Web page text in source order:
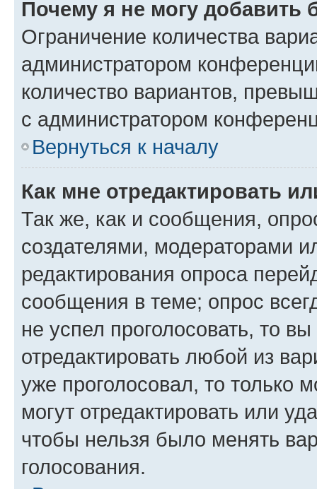
Почему я не могу добавить
Ограничение количества
администратором
количество вариантов,
с администратором
Вернуться к началу
Как мне отредактировать
Так же, как и сообщения,
создателями, модераторами
редактирования опроса
сообщения в теме; опрос
не успел проголосовать, то
отредактировать любой из
уже проголосовал, то только
могут отредактировать или
чтобы нельзя было менять
голосования.